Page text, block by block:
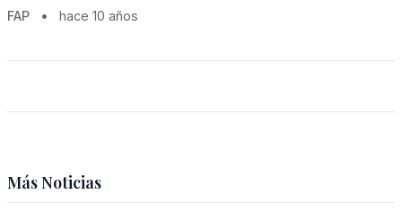
FAP • hace 10 años
Más Noticias